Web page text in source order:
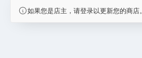
如果您是店主，请登录以更新您的商店。